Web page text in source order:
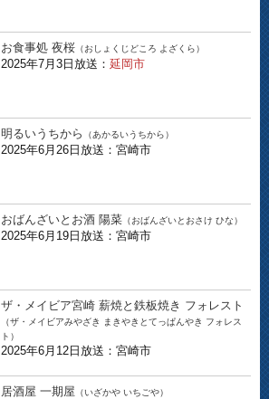
お食事処 夜桜 （おしょくじどころ よざくら）
2025年7月3日放送： 延岡市
明るいうちから （あかるいうちから）
2025年6月26日放送：宮崎市
おばんざいとお酒 陽菜 （おばんざいとおさけ ひな）
2025年6月19日放送：宮崎市
ザ・メイビア宮崎 薪焼と鉄板焼き フォレスト
（ザ・メイビアみやざき まきやきとてっぱんやき フォレス
ト）
2025年6月12日放送：宮崎市
居酒屋 一期屋 （いざかや いちごや）